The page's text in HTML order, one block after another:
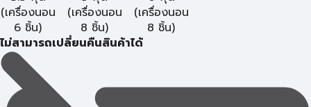
(เครื่องนอน
6 ชิ้น)
(เครื่องนอน
8 ชิ้น)
(เครื่องนอน
8 ชิ้น)
ไม่สามารถเปลี่ยนคืนสินค้าได้